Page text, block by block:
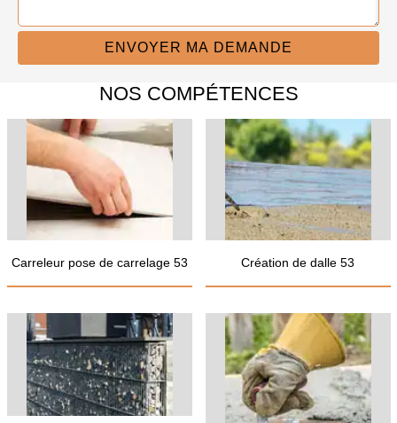
NOS COMPÉTENCES
Carreleur pose de carrelage 53 Création de dalle 53